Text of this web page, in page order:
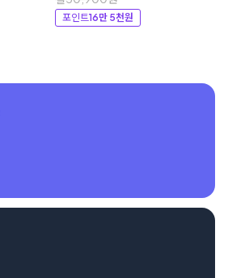
포인트16만 5천원